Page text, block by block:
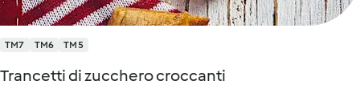
TM7 TM6 TM5
Trancetti di zucchero croccanti